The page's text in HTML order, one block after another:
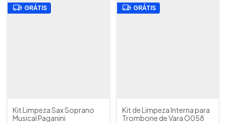
GRÁTIS
Kit Limpeza Sax Soprano
Musical Paganini
GRÁTIS
Kit de Limpeza Interna para
Trombone de Vara O058